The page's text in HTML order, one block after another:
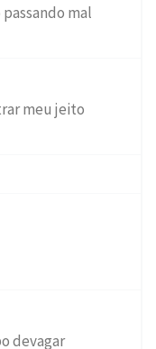
mal
meu jeito
devagar